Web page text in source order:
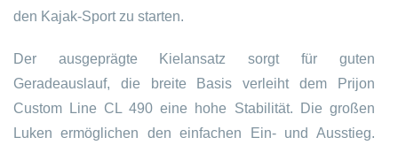
den Kajak-Sport zu starten.
Der ausgeprägte Kielansatz sorgt für guten
Geradeauslauf, die breite Basis verleiht dem Prijon
Custom Line CL 490 eine hohe Stabilität. Die großen
Luken ermöglichen den einfachen Ein- und Ausstieg.